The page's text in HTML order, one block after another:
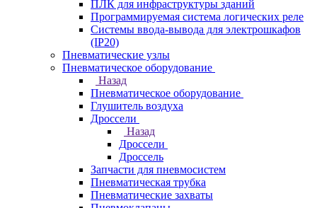
ПЛК для инфраструктуры зданий
Программируемая система логических реле
Системы ввода-вывода для электрошкафов
(IP20)
Пневматические узлы
Пневматическое оборудование
Назад
Пневматическое оборудование
Глушитель воздуха
Дроссели
Назад
Дроссели
Дроссель
Запчасти для пневмосистем
Пневматическая трубка
Пневматические захваты